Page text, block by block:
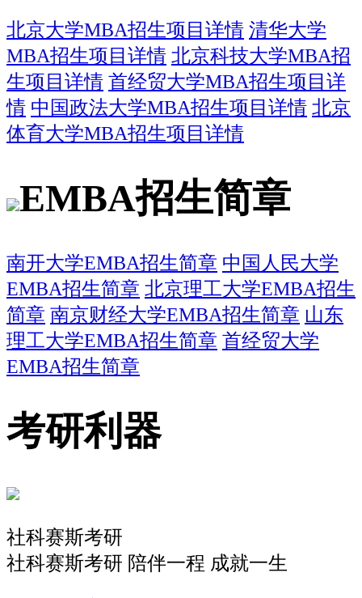
北京大学MBA招生项目详情 清华大学
MBA招生项目详情 北京科技大学MBA招
生项目详情 首经贸大学MBA招生项目详
情 中国政法大学MBA招生项目详情 北京
体育大学MBA招生项目详情
EMBA招生简章
南开大学EMBA招生简章 中国人民大学
EMBA招生简章 北京理工大学EMBA招生
简章 南京财经大学EMBA招生简章 山东
理工大学EMBA招生简章 首经贸大学
EMBA招生简章
考研利器
社科赛斯考研
社科赛斯考研 陪伴一程 成就一生